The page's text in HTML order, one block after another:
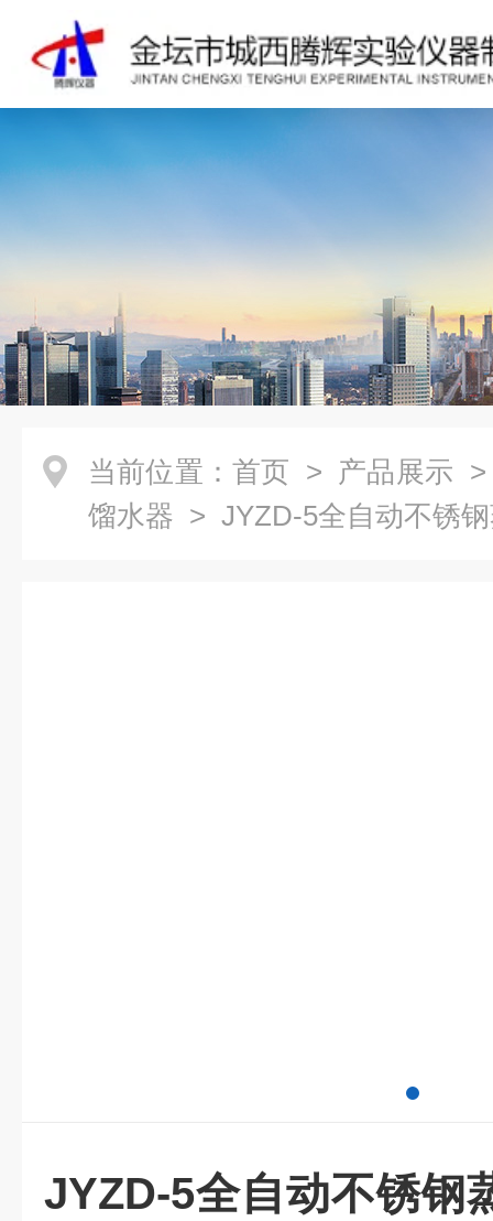
当前位置： 首页 > 产品展示
馏水器 > JYZD-5全自动不锈
JYZD-5全自动不锈钢